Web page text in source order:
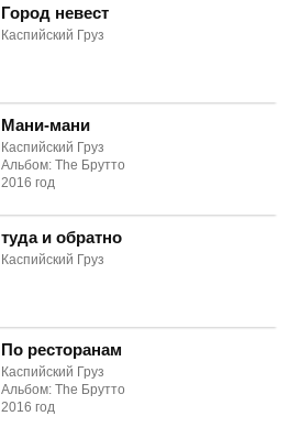
Город невест
Каспийский Груз
Мани-мани
Каспийский Груз
Альбом: The Брутто
2016 год
туда и обратно
Каспийский Груз
По ресторанам
Каспийский Груз
Альбом: The Брутто
2016 год